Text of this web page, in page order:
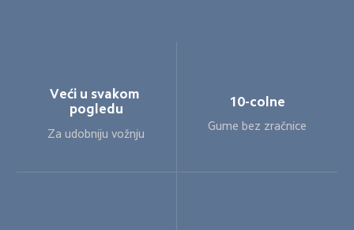
Veći u svakom
pogledu
Za udobniju vožnju
10-colne
Gume bez zračnice